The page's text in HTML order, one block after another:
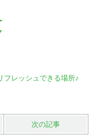
フレッシュできる場所♪
次の記事